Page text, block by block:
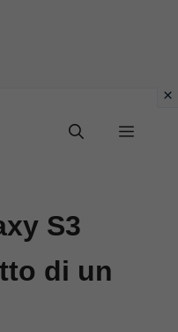
Menu
S3
di un